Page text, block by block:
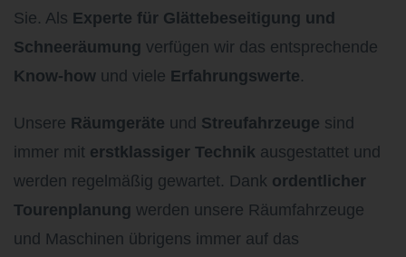
Sie. Als Experte für Glättebeseitigung und
Schneeräumung verfügen wir das entsprechende
Know-how und viele Erfahrungswerte.
Unsere Räumgeräte und Streufahrzeuge sind
immer mit erstklassiger Technik ausgestattet und
werden regelmäßig gewartet. Dank ordentlicher
Tourenplanung werden unsere Räumfahrzeuge
und Maschinen übrigens immer auf das